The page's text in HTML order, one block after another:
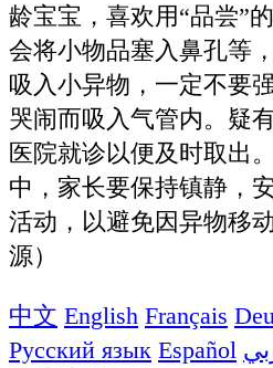
龄宝宝，喜欢用“品尝”
会将小物品塞入鼻孔等
吸入小异物，一定不要
哭闹而吸入气管内。疑
医院就诊以便及时取出
中，家长要保持镇静，
活动，以避免因异物移
源）
中文 English Français
Русский язык Español